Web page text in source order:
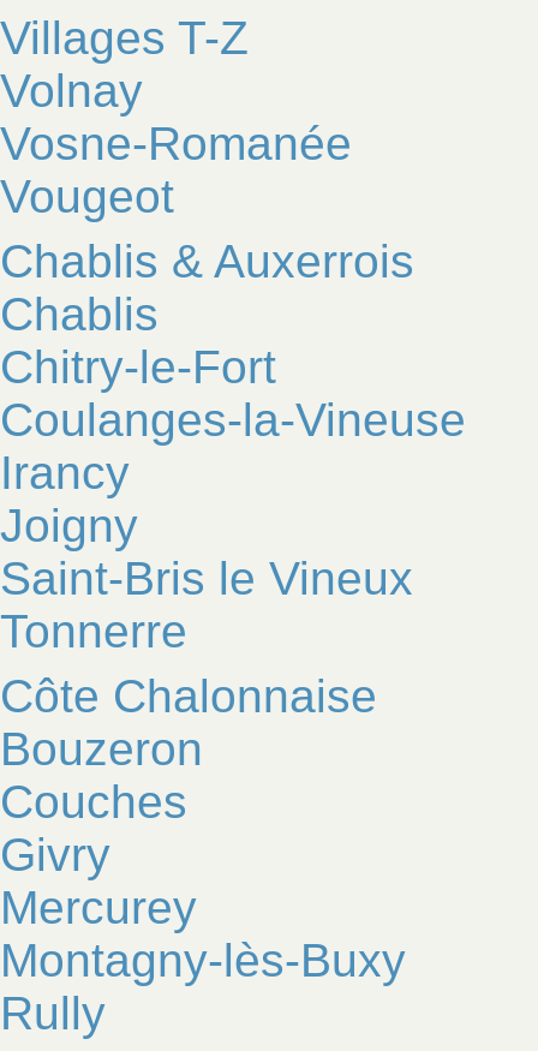
Villages T-Z
Volnay
Vosne-Romanée
Vougeot
Chablis & Auxerrois
Chablis
Chitry-le-Fort
Coulanges-la-Vineuse
Irancy
Joigny
Saint-Bris le Vineux
Tonnerre
Côte Chalonnaise
Bouzeron
Couches
Givry
Mercurey
Montagny-lès-Buxy
Rully